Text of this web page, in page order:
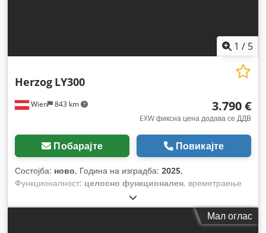
1 / 5
Wien 843 km
Herzog LY300
3.790 €
EXW фиксна цена додава се ДДВ
Побарајте Повикајте
Состојба: ново, Година на изградба: 2025,
Функционалност: целосно функционален, времетраење
, вкупна ширина:
должина:720 мм, вкупна висина:500 мм, тип на влезен
, максимален дијаметар на работното
Мал оглас